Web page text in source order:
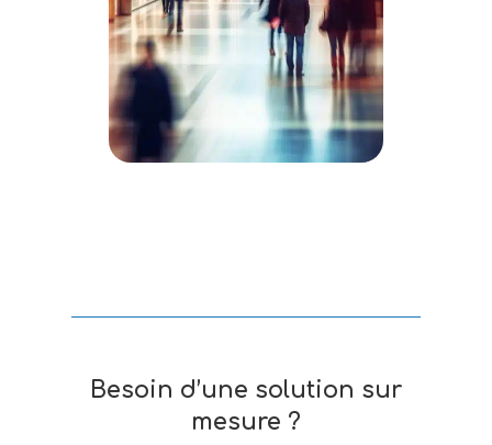
Besoin d’une solution sur
mesure ?